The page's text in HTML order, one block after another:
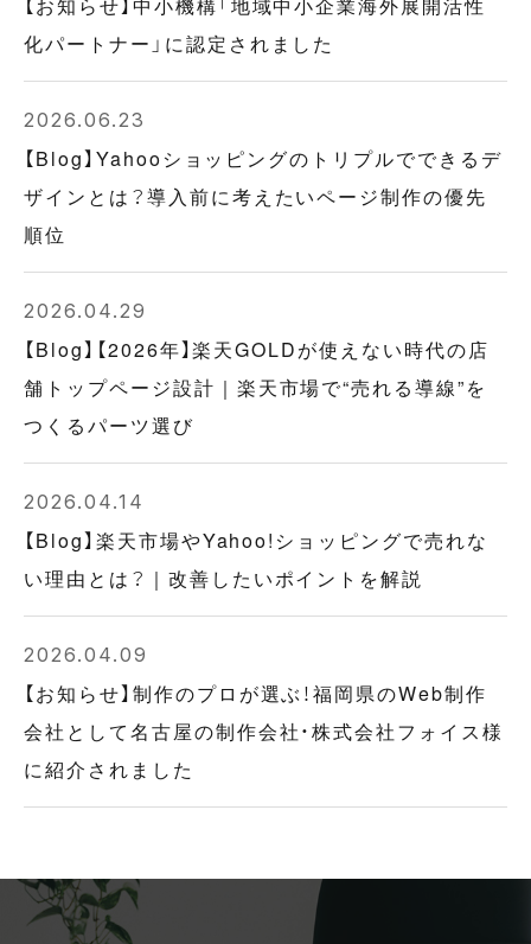
化パートナー」に認定されました
2026.06.23
【Blog】Yahooショッピングのトリプルでできるデ
ザインとは？導入前に考えたいページ制作の優先
順位
2026.04.29
【Blog】【2026年】楽天GOLDが使えない時代の店
舗トップページ設計｜楽天市場で“売れる導線”を
つくるパーツ選び
2026.04.14
【Blog】楽天市場やYahoo!ショッピングで売れな
い理由とは？｜改善したいポイントを解説
2026.04.09
【お知らせ】制作のプロが選ぶ！福岡県のWeb制作
会社として名古屋の制作会社・株式会社フォイス様
に紹介されました